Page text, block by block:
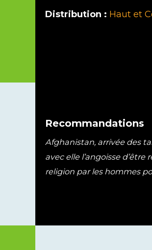
Distribution : Haut et
Recommandations
Afghanistan, arrivée des
avec elle l’angoisse
religion par les hommes